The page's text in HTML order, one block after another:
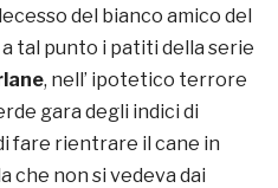
del bianco amico del
tal punto i patiti della serie
, nell’ ipotetico terrore
gara degli indici di
fare rientrare il cane in
che non si vedeva dai